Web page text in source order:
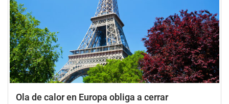
Ola de calor en Europa obliga a cerrar